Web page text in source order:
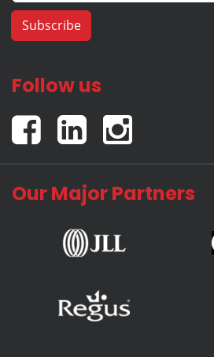
Follow us
Our Major Partners